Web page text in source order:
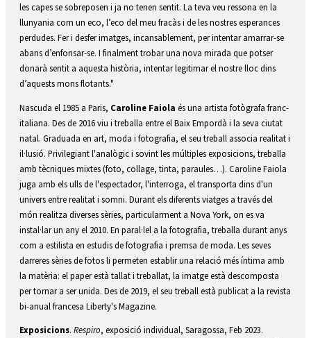
les capes se sobreposen i ja no tenen sentit. La teva veu ressona en la
llunyania com un eco, l’eco del meu fracàs i de les nostres esperances
perdudes. Fer i desfer imatges, incansablement, per intentar amarrar-se
abans d’enfonsar-se. I finalment trobar una nova mirada que potser
donarà sentit a aquesta història, intentar legitimar el nostre lloc dins
d’aquests mons flotants."
Nascuda el 1985 a Paris, Caroline Faiola és una artista fotògrafa franc-
italiana. Des de 2016 viu i treballa entre el Baix Empordà i la seva ciutat
natal. Graduada en art, moda i fotografia, el seu treball associa realitat i
il·lusió. Privilegiant l'analògic i sovint les múltiples exposicions, treballa
amb tècniques mixtes (foto, collage, tinta, paraules…). Caroline Faiola
juga amb els ulls de l'espectador, l'interroga, el transporta dins d'un
univers entre realitat i somni. Durant els diferents viatges a través del
món realitza diverses sèries, particularment a Nova York, on es va
instal·lar un any el 2010. En paral·lel a la fotografia, treballa durant anys
com a estilista en estudis de fotografia i premsa de moda. Les seves
darreres sèries de fotos li permeten establir una relació més íntima amb
la matèria: el paper està tallat i treballat, la imatge està descomposta
per tornar a ser unida. Des de 2019, el seu treball està publicat a la revista
bi-anual francesa Liberty's Magazine.
Exposicions. Respiro, exposició individual, Saragossa, Feb 2023.